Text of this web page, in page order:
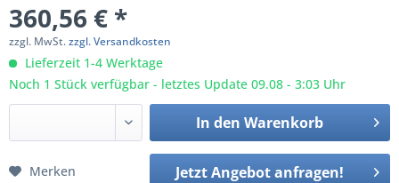
360,56 € *
zzgl. MwSt.zzgl. Versandkosten
Lieferzeit 1-4 Werktage
Noch 1 Stück verfügbar - letztes Update 09.08 - 3:03 Uhr
In den Warenkorb
Jetzt Angebot anfragen!
Merken